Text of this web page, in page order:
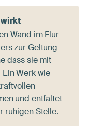
wirkt
Wand im Flur
zur Geltung -
dass sie mit
Werk wie
und entfaltet
ruhigen Stelle.